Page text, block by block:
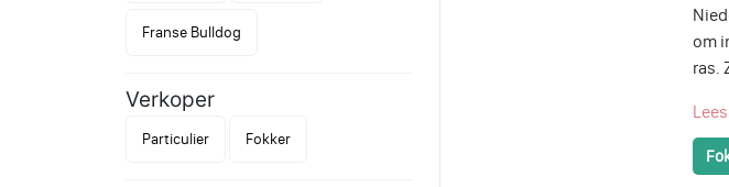
Franse Bulldog
Verkoper
Particulier Fokker
om
ras.